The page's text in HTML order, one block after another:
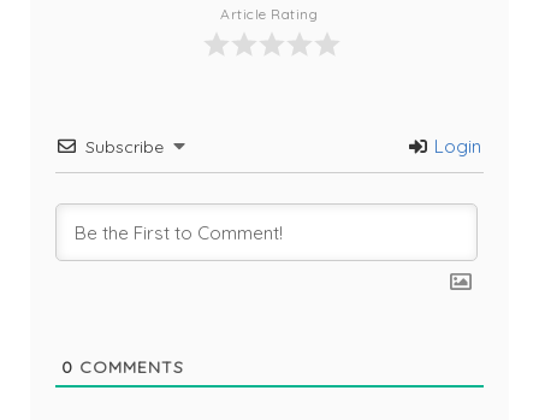
Article Rating
Subscribe Login
0 COMMENTS